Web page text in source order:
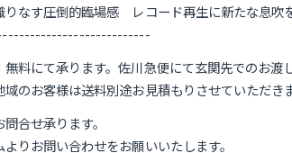
りなす圧倒的臨場感 レコード再生に新たな息吹
料にて承ります。佐川急便にて玄関先でのお渡
のお客様は送料別途お見積もりさせていただき
合せ承ります。
りお問い合わせをお願いいたします。